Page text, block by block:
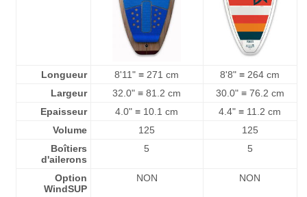
Longueur 8'11" ≡ 271 cm
8'8" ≡ 264 cm
Largeur
32.0" ≡ 81.2 cm
30.0" ≡ 76.2 cm
Epaisseur
4.0" ≡ 10.1 cm
4.4" ≡ 11.2 cm
Volume
125
125
Boîtiers
d'ailerons
5 5
Option
WindSUP
NON NON